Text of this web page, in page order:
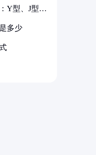
Y型、J型、
多少